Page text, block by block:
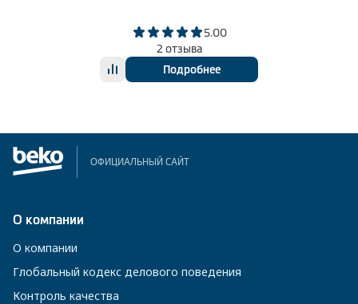
5.00
2 отзыва
Подробнее
ОФИЦИАЛЬНЫЙ САЙТ
О компании
О компании
Глобальный кодекс делового поведения
Контроль качества